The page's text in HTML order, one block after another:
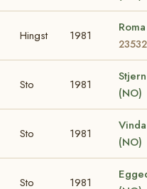
Hingst 1981
23532
Sto 1981
(NO)
Sto 1981
(NO)
Sto 1981